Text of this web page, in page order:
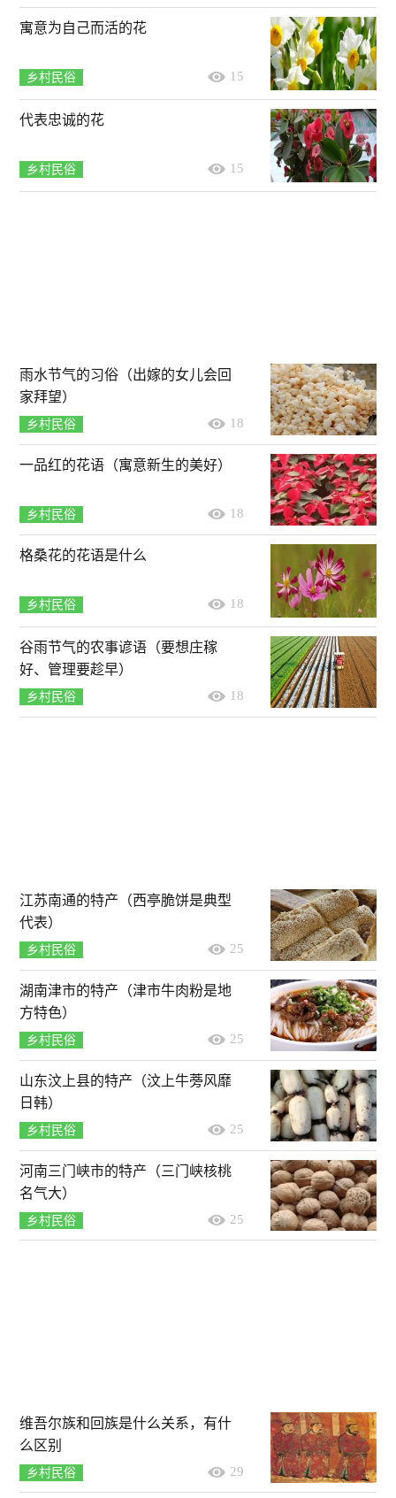
寓意为自己而活的花
乡村民俗 15
代表忠诚的花
乡村民俗 15
雨水节气的习俗（出嫁的女儿会回
家拜望）
乡村民俗 18
一品红的花语（寓意新生的美好）
乡村民俗 18
格桑花的花语是什么
乡村民俗 18
谷雨节气的农事谚语（要想庄稼
好、管理要趁早）
乡村民俗 18
江苏南通的特产（西亭脆饼是典型
代表）
乡村民俗 25
湖南津市的特产（津市牛肉粉是地
方特色）
乡村民俗 25
山东汶上县的特产（汶上牛蒡风靡
日韩）
乡村民俗 25
河南三门峡市的特产（三门峡核桃
名气大）
乡村民俗 25
维吾尔族和回族是什么关系，有什
么区别
乡村民俗 29